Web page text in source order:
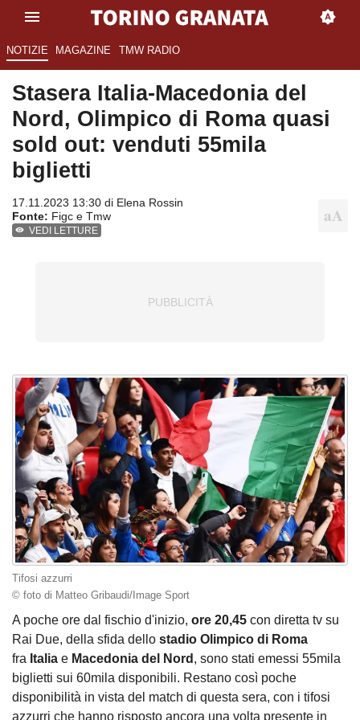
NOTIZIE MAGAZINE TMW RADIO
Stasera Italia-Macedonia del
Nord, Olimpico di Roma quasi
sold out: venduti 55mila
biglietti
17.11.2023 13:30 di Elena Rossin
Fonte: Figc e Tmw
VEDI LETTURE
Tifosi azzurri
© foto di Matteo Gribaudi/Image Sport
A poche ore dal fischio d'inizio, ore 20,45 con diretta tv su
Rai Due, della sfida dello stadio Olimpico di Roma
fra Italia e Macedonia del Nord , sono stati emessi 55mila
biglietti sui 60mila disponibili. Restano così poche
disponibilità in vista del match di questa sera, con i tifosi
azzurri che hanno risposto ancora una volta presente in